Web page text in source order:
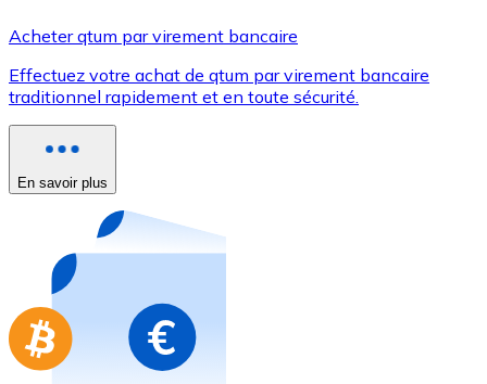
Utilisez les cartes Visa et Mastercard pour acheter
Acheter avec carte
Nouveau
Achetez des cartes-cadeaux de vos marques
Aller à la boutique de cartes-cadeaux
Acheter qtum par virement bancaire
Effectuez votre achat de qtum par virement bancaire
traditionnel rapidement et en toute sécurité.
En savoir plus